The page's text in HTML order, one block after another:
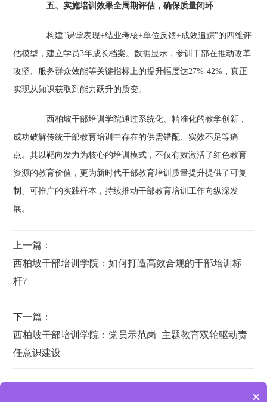
五、实施培训效果全周期评估，确保质量闭环
构建"课堂表现+结业考核+单位反馈+成效追踪"的四维评
估模型，建立学员3年成长档案。数据显示，参训干部在推动改革
攻坚、服务群众效能等关键指标上的提升幅度达27%-42%，真正
实现从知识获取到能力跃升的质变。
西柏坡干部培训学院通过系统化、精准化的教学创新，
成功破解传统干部教育培训中存在的供需错配、实效不足等痛
点。其以靶向发力为核心的培训模式，不仅有效激活了红色教育
资源的教育价值，更为新时代干部教育培训质量提升提供了可复
制、可推广的实践样本，持续推动干部教育培训工作向纵深发
展。
上一篇：
西柏坡干部培训学院：如何打造高效合规的干部培训标
杆?‌
下一篇：
西柏坡干部培训学院：党员示范岗+主题教育双轮驱动责
任意识建设
×